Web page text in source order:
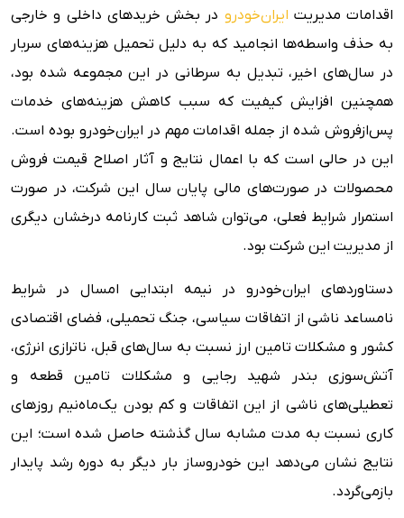
اقدامات مدیریت ایران‌خودرو در بخش خریدهای داخلی و خارجی
به حذف واسطه‌ها انجامید که به دلیل تحمیل هزینه‌های سربار
در سال‌های اخیر، تبدیل به سرطانی در این مجموعه شده بود،
همچنین افزایش کیفیت که سبب کاهش هزینه‌های خدمات
پس‌ازفروش شده از جمله اقدامات مهم در ایران‌خودرو بوده است.
این در حالی است که با اعمال نتایج و آثار اصلاح قیمت فروش
محصولات در صورت‌های مالی پایان سال این شرکت، در صورت
استمرار شرایط فعلی، می‌توان شاهد ثبت کارنامه درخشان دیگری
از مدیریت این شرکت بود.
دستاوردهای ایران‌خودرو در نیمه ابتدایی امسال در شرایط
نامساعد ناشی از اتفاقات سیاسی، جنگ تحمیلی، فضای اقتصادی
کشور و مشکلات تامین ارز نسبت به سال‌های قبل، ناترازی انرژی،
آتش‌سوزی بندر شهید رجایی و مشکلات تامین قطعه و
تعطیلی‌های ناشی از این اتفاقات و کم بودن یک‌ماه‌نیم روزهای
کاری نسبت به مدت مشابه سال گذشته حاصل شده است؛ این
نتایج نشان می‌دهد این خودروساز بار دیگر به دوره رشد پایدار
بازمی‌گردد.